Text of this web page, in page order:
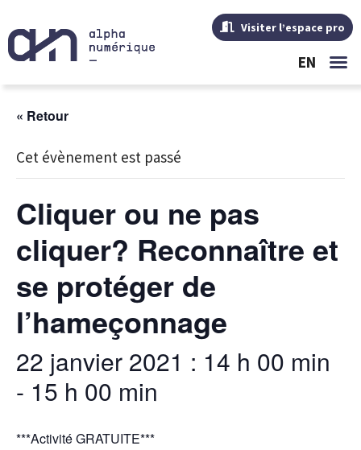
Visiter l’espace pro
EN
« Retour
Cet évènement est passé
Cliquer ou ne pas
cliquer? Reconnaître et
se protéger de
l’hameçonnage
22 janvier 2021 : 14 h 00 min
- 15 h 00 min
***Activité GRATUITE***